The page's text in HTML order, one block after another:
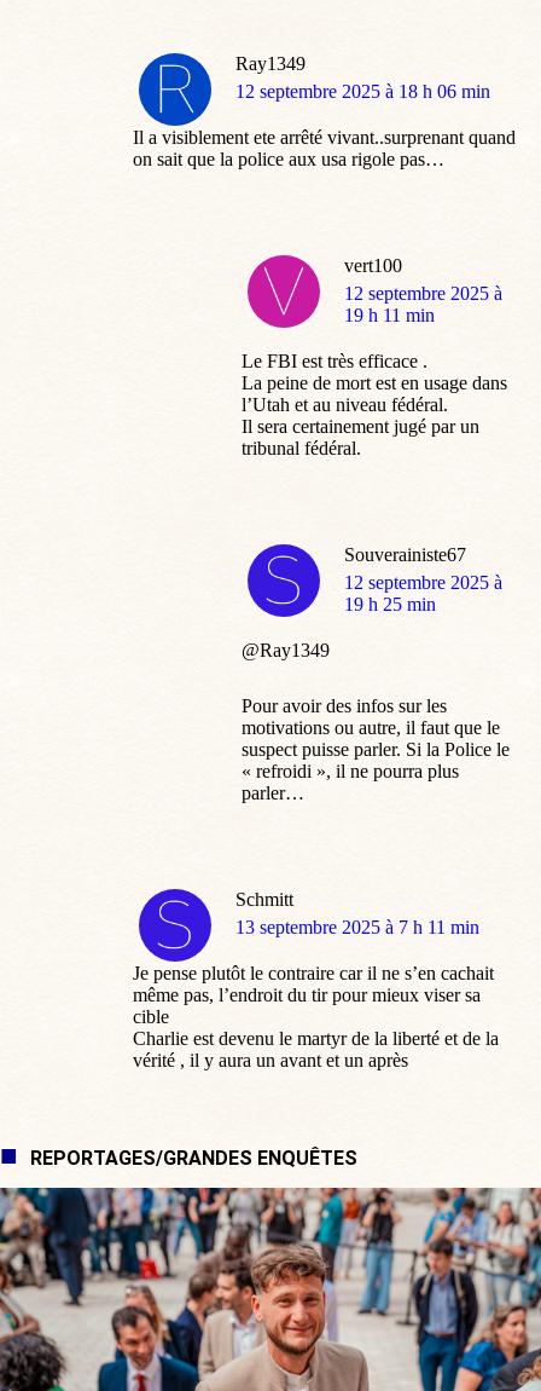
Ray1349
dit
12 septembre 2025 à 18 h 06 min
Il a visiblement ete arrêté vivant..surprenant quand
on sait que la police aux usa rigole pas…
vert100
dit
:
12 septembre 2025 à
19 h 11 min
Le FBI est très efficace .
La peine de mort est en usage dans
l’Utah et au niveau fédéral.
Il sera certainement jugé par un
tribunal fédéral.
Souverainiste67
dit
:
12 septembre 2025 à
19 h 25 min
@Ray1349
Pour avoir des infos sur les
motivations ou autre, il faut que le
suspect puisse parler. Si la Police le
« refroidi », il ne pourra plus
parler…
Schmitt
dit
13 septembre 2025 à 7 h 11 min
Je pense plutôt le contraire car il ne s’en cachait
même pas, l’endroit du tir pour mieux viser sa
cible
Charlie est devenu le martyr de la liberté et de la
vérité , il y aura un avant et un après
REPORTAGES/GRANDES ENQUÊTES